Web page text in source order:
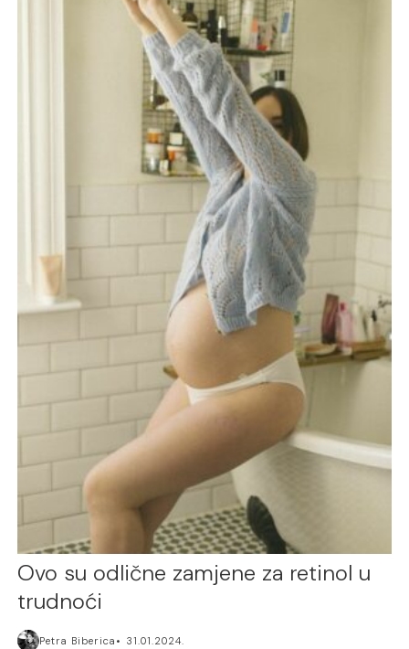
Ovo su odlične zamjene za retinol u
trudnoći
Petra Biberica 31.01.2024.